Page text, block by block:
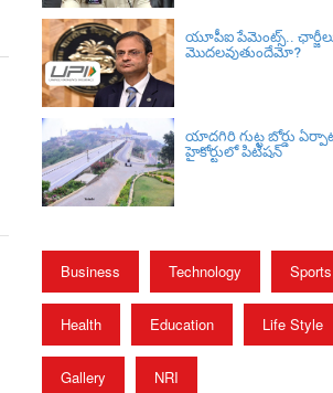
యూపీఐ పేమెంట్స్..
మొదలవుతుందేమో?
యాదగిరి గుట్ట బోర్డు
హైకోర్టులో పిటిషన్‌
Business Technology Sports
Health Education Life Style
Gallery NRI